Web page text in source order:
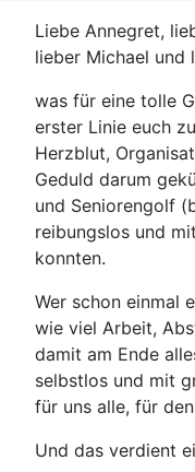
Liebe Annegret,
lieber Michael und
was für eine tolle
erster Linie euch
Herzblut,
Geduld darum
und Seniorengolf
reibungslos und
konnten.
Wer schon einmal
wie viel Arbeit,
damit am Ende
selbstlos und mit
für uns alle, für
Und das verdient